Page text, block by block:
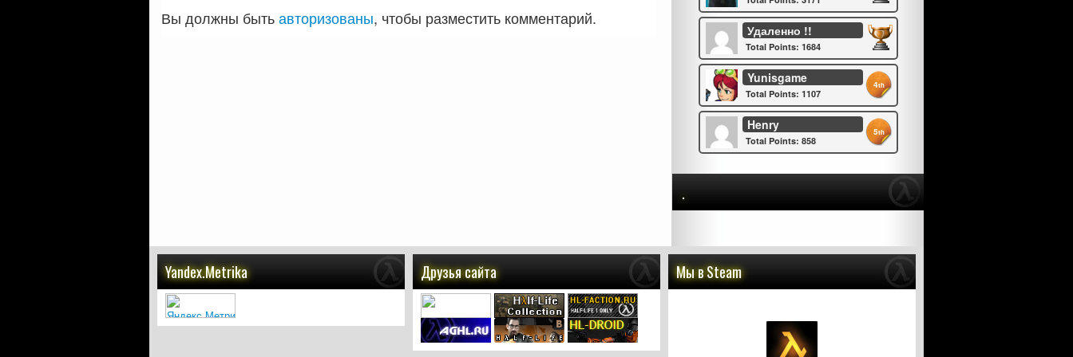
Вы должны бытьавторизованы, чтобы разместить комментарий.
Удаленно !!
Total Points: 1684
Yunisgame
Total Points: 1107
4th
Henry
Total Points: 858
5th
.
Yandex.Metrika Друзья сайта Мы в Steam